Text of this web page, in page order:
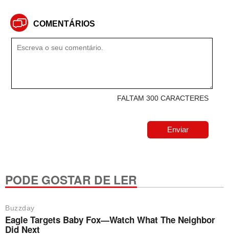
COMENTÁRIOS
FALTAM 300 CARACTERES